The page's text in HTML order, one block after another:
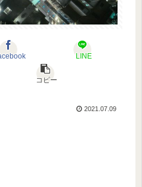
LINE
コピー
2021.07.09